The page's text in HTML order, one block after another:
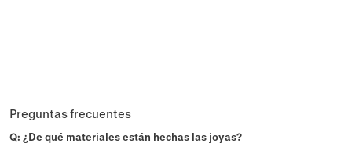
Preguntas frecuentes
Q: ¿De qué materiales están hechas las joyas?